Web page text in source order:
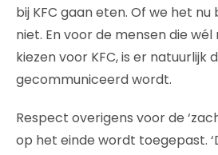
bij KFC gaan eten. Of we het
niet. En voor de mensen die
kiezen voor KFC, is er natuurlijk
gecommuniceerd wordt.
Respect overigens voor de
op het einde wordt toegepast.